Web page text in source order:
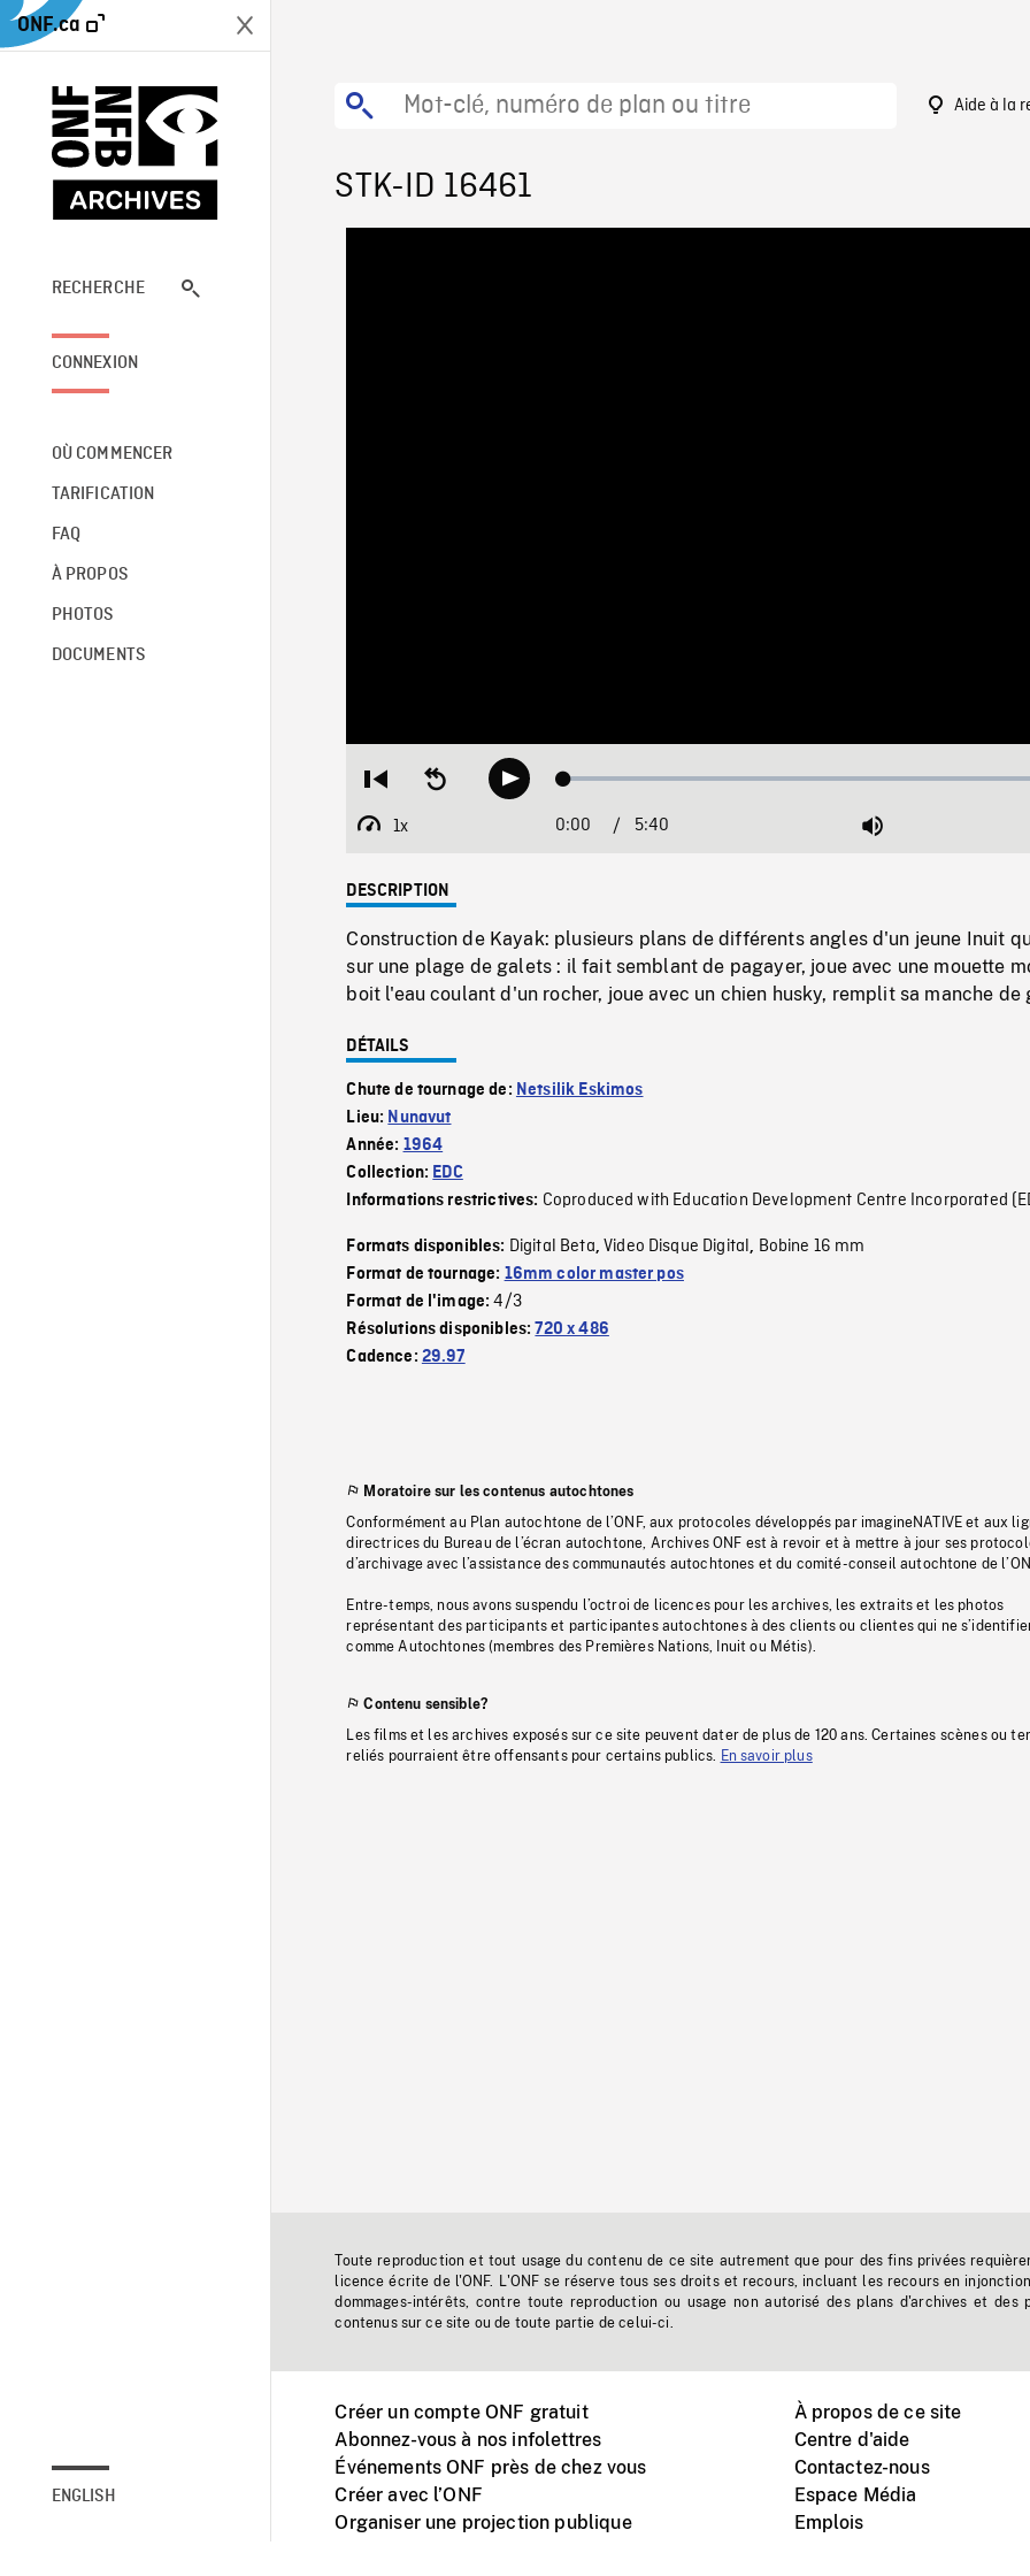
ONF.ca
RECHERCHE
CONNEXION
OÙ COMMENCER
TARIFICATION
FAQ
À PROPOS
PHOTOS
DOCUMENTS
ENGLISH
Aide à la
STK-ID 16461
Restart
beginning
Seek
backwardPlay Loaded:
1x
Playback
Current
0:00 / Duration
5:40 Mute
DESCRIPTION
Construction de Kayak: plusieurs plans de différents angles d'un jeune Inuit
sur une plage de galets : il fait semblant de pagayer, joue avec une mouette
boit l'eau coulant d'un rocher, joue avec un chien husky, remplit sa manche de
DÉTAILS
Chute de tournage de: Netsilik Eskimos
Lieu: Nunavut
Année: 1964
Collection: EDC
Informations restrictives: Coproduced with Education Development Centre Incorporated
Formats disponibles: Digital Beta,Video Disque Digital, Bobine 16 mm
Format de tournage: 16mm color master pos
Format de l'image:4/3
Résolutions disponibles:720 x 486
Cadence: 29.97
Moratoire sur les contenus autochtones
Conformément au Plan autochtone de l’ONF, aux protocoles développés par imagineNATIVE et aux
directrices du Bureau de l’écran autochtone, Archives ONF est à revoir et à mettre à jour ses
d’archivage avec l’assistance des communautés autochtones et du comité-conseil autochtone de
Entre-temps, nous avons suspendu l’octroi de licences pour les archives, les extraits et les photos
représentant des participants et participantes autochtones à des clients ou clientes qui ne
comme Autochtones (membres des Premières Nations, Inuit ou Métis).
Contenu sensible?
Les films et les archives exposés sur ce site peuvent dater de plus de 120 ans. Certaines scènes ou
reliés pourraient être offensants pour certains publics.
En savoir plus
Toute reproduction et tout usage du contenu de ce site autrement que pour des fins privées
licence écrite de l'ONF. L'ONF se réserve tous ses droits et recours, incluant les recours en
dommages-intérêts, contre toute reproduction ou usage non autorisé des plans d'archives et des
contenus sur ce site ou de toute partie de celui-ci.
Créer un compte ONF gratuit
Abonnez-vous à nos infolettres
Événements ONF près de chez vous
Créer avec l’ONF
Organiser une projection publique
À propos de ce site
Centre d'aide
Contactez-nous
Espace Média
Emplois